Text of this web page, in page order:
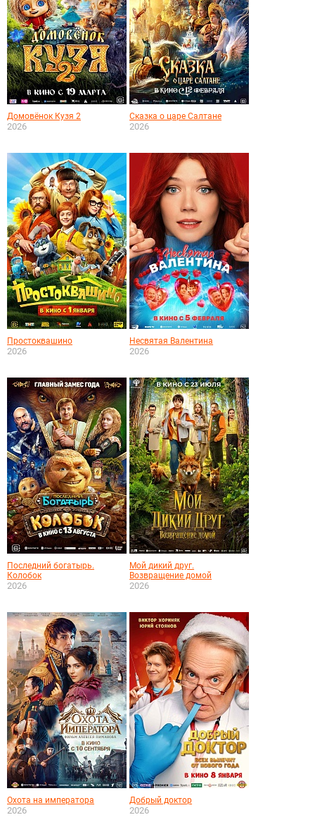
Домовёнок Кузя 2
2026
Сказка о царе Салтане
2026
Простоквашино
2026
Несвятая Валентина
2026
Последний богатырь.
Колобок
2026
Мой дикий друг.
Возвращение домой
2026
Охота на императора
2026
Добрый доктор
2026